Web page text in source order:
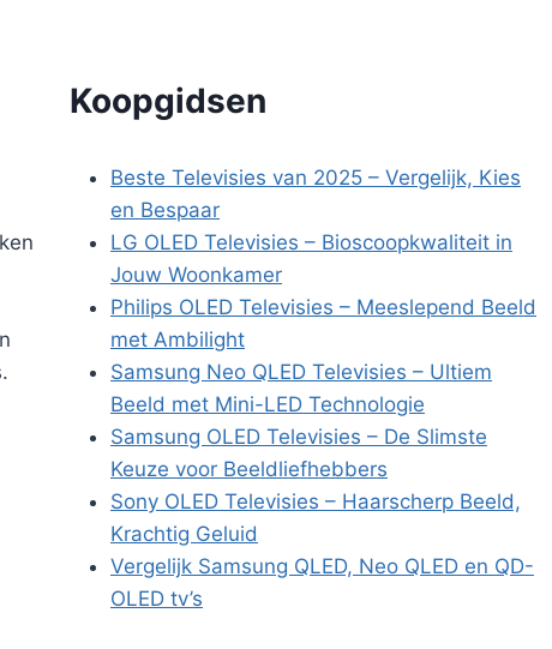
Koopgidsen
Beste Televisies van 2025 – Vergelijk, Kies
en Bespaar
LG OLED Televisies – Bioscoopkwaliteit in
Jouw Woonkamer
Philips OLED Televisies – Meeslepend Beeld
met Ambilight
Samsung Neo QLED Televisies – Ultiem
Beeld met Mini-LED Technologie
Samsung OLED Televisies – De Slimste
Keuze voor Beeldliefhebbers
Sony OLED Televisies – Haarscherp Beeld,
Krachtig Geluid
Vergelijk Samsung QLED, Neo QLED en QD-
OLED tv’s